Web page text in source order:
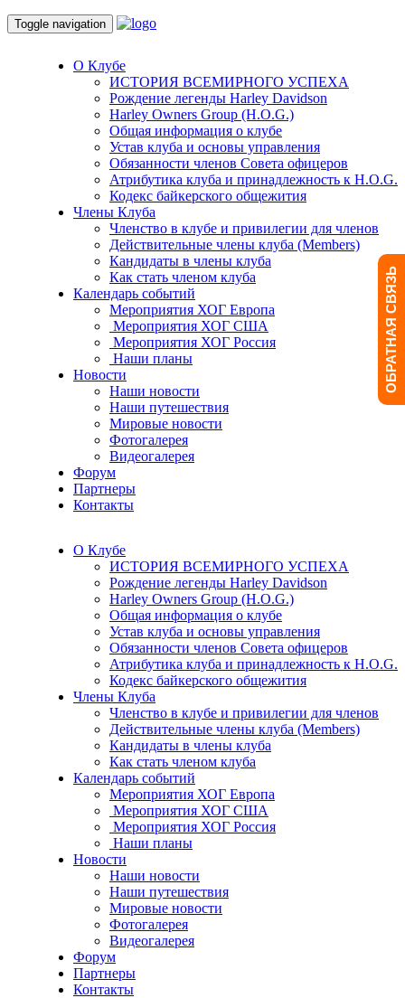
Toggle navigation
О Клубе
ИСТОРИЯ ВСЕМИРНОГО УСПЕХА
Рождение легенды Harley Davidson
Harley Owners Group (H.O.G.)
Общая информация о клубе
Устав клуба и основы управления
Обязанности членов Совета офицеров
Атрибутика клуба и принадлежность к H.O.G.
Кодекс байкерского общежития
Члены Клуба
Членство в клубе и привилегии для членов
Действительные члены клуба (Members)
Кандидаты в члены клуба
Как стать членом клуба
Календарь событий
Мероприятия ХОГ Европа
Мероприятия ХОГ США
Мероприятия ХОГ Россия
Наши планы
Новости
Наши новости
Наши путешествия
Мировые новости
Фотогалерея
Видеогалерея
Форум
Партнеры
Контакты
О Клубе
ИСТОРИЯ ВСЕМИРНОГО УСПЕХА
Рождение легенды Harley Davidson
Harley Owners Group (H.O.G.)
Общая информация о клубе
Устав клуба и основы управления
Обязанности членов Совета офицеров
Атрибутика клуба и принадлежность к H.O.G.
Кодекс байкерского общежития
Члены Клуба
Членство в клубе и привилегии для членов
Действительные члены клуба (Members)
Кандидаты в члены клуба
Как стать членом клуба
Календарь событий
Мероприятия ХОГ Европа
Мероприятия ХОГ США
Мероприятия ХОГ Россия
Наши планы
Новости
Наши новости
Наши путешествия
Мировые новости
Фотогалерея
Видеогалерея
Форум
Партнеры
Контакты
ОБРАТНАЯ СВЯЗЬ